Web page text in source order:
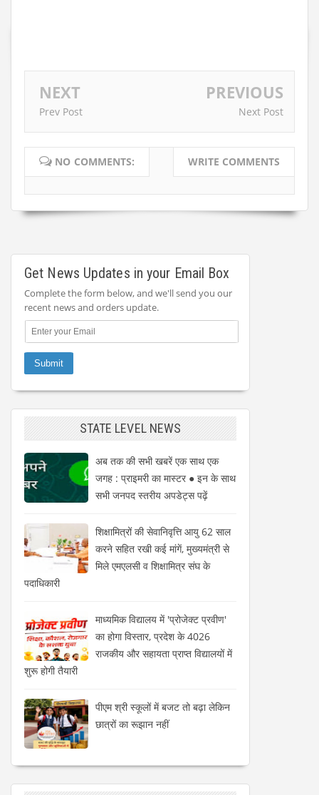
NEXT
Prev Post
PREVIOUS
Next Post
NO COMMENTS: WRITE COMMENTS
Get News Updates in your Email Box
Complete the form below, and we'll send you our
recent news and orders update.
STATE LEVEL NEWS
अब तक की सभी खबरें एक साथ एक
जगह : प्राइमरी का मास्टर ● इन के साथ
सभी जनपद स्तरीय अपडेट्स पढ़ें
शिक्षामित्रों की सेवानिवृत्ति आयु 62 साल
करने सहित रखी कई मांगें, मुख्यमंत्री से
मिले एमएलसी व शिक्षामित्र संघ के
पदाधिकारी
माध्यमिक विद्यालय में 'प्रोजेक्ट प्रवीण'
का होगा विस्तार, प्रदेश के 4026
राजकीय और सहायता प्राप्त विद्यालयों में
शुरू होगी तैयारी
पीएम श्री स्कूलों में बजट तो बढ़ा लेकिन
छात्रों का रूझान नहीं